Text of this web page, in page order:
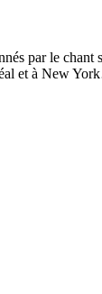
par le chant
et à New